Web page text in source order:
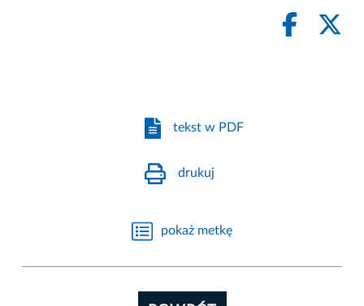
tekst w PDF
drukuj
pokaż metkę